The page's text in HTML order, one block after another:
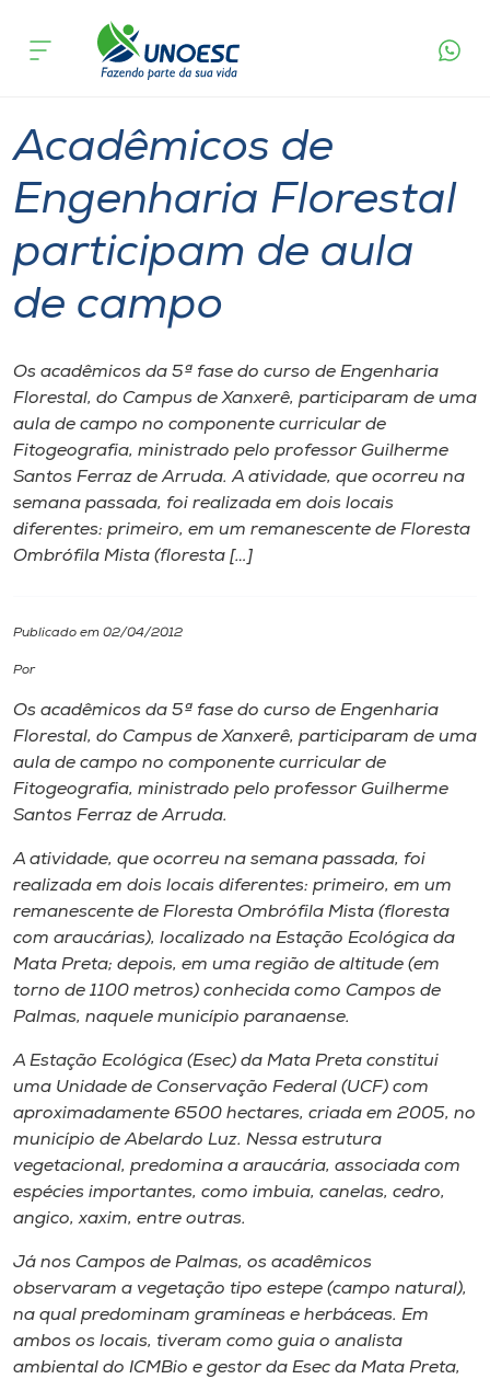
Cursos
Pesquisa
Atendimento ao Estudante
Portal de Ensino
A
Internacionalização
I.nova
Cultura
CPA
Biblioteca
Editora
Museu
Unoesc
Store
Selecione
o idioma
acontece
Acadêmicos de
Engenharia Florestal
participam de aula
de campo
Os acadêmicos da 5ª fase do curso de Engenharia
Florestal, do Campus de Xanxerê, participaram de uma
aula de campo no componente curricular de
Fitogeografia, ministrado pelo professor Guilherme
Santos Ferraz de Arruda. A atividade, que ocorreu na
semana passada, foi realizada em dois locais
diferentes: primeiro, em um remanescente de Floresta
Ombrófila Mista (floresta […]
Publicado em 02/04/2012
Por
Os acadêmicos da 5ª fase do curso de Engenharia
Florestal, do Campus de Xanxerê, participaram de uma
aula de campo no componente curricular de
Fitogeografia, ministrado pelo professor Guilherme
Santos Ferraz de Arruda.
A atividade, que ocorreu na semana passada, foi
realizada em dois locais diferentes: primeiro, em um
remanescente de Floresta Ombrófila Mista (floresta
com araucárias), localizado na Estação Ecológica da
Mata Preta; depois, em uma região de altitude (em
torno de 1100 metros) conhecida como Campos de
Palmas, naquele município paranaense.
A Estação Ecológica (Esec) da Mata Preta constitui
uma Unidade de Conservação Federal (UCF) com
aproximadamente 6500 hectares, criada em 2005, no
município de Abelardo Luz. Nessa estrutura
vegetacional, predomina a araucária, associada com
espécies importantes, como imbuia, canelas, cedro,
angico, xaxim, entre outras.
Já nos Campos de Palmas, os acadêmicos
observaram a vegetação tipo estepe (campo natural),
na qual predominam gramíneas e herbáceas. Em
ambos os locais, tiveram como guia o analista
ambiental do ICMBio e gestor da Esec da Mata Preta,